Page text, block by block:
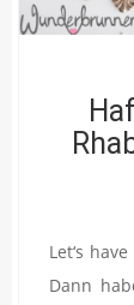
Let‘s
Dann